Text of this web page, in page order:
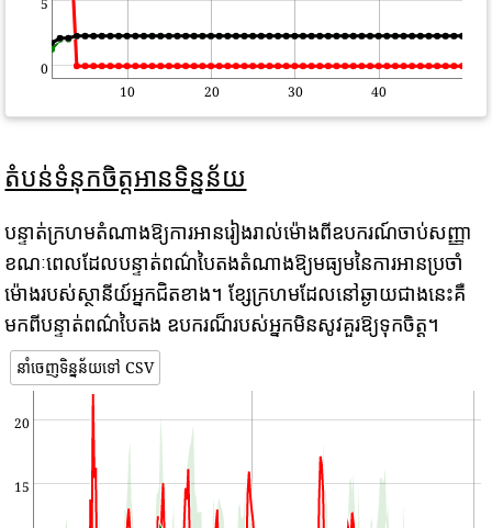
0
5
10 20 30 40
តំបន់ទំនុកចិត្តអានទិន្នន័យ
បន្ទាត់ក្រហមតំណាងឱ្យការអានរៀងរាល់ម៉ោងពីឧបករណ៍ចាប់សញ្ញា
ខណៈពេលដែលបន្ទាត់ពណ៌បៃតងតំណាងឱ្យមធ្យមនៃការអានប្រចាំ
ម៉ោងរបស់ស្ថានីយ៍អ្នកជិតខាង។ ខ្សែក្រហមដែលនៅឆ្ងាយជាងនេះគឺ
មកពីបន្ទាត់ពណ៌បៃតង ឧបករណ៏របស់អ្នកមិនសូវគួរឱ្យទុកចិត្ត។
នាំចេញទិន្នន័យទៅ CSV
15
20